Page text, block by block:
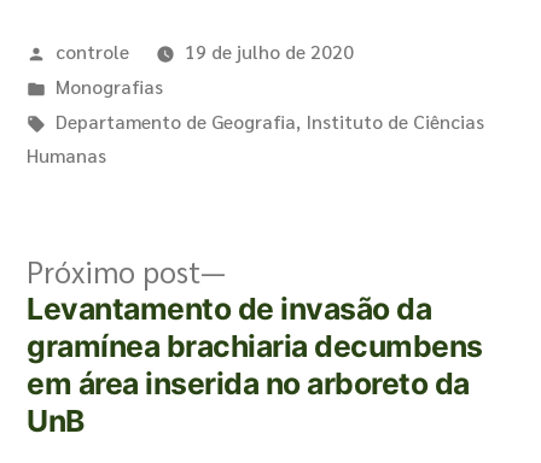
controle
19 de julho de 2020
Monografias
Departamento de Geografia, Instituto de Ciências
Humanas
Próximo post
Levantamento de invasão da
gramínea brachiaria decumbens
em área inserida no arboreto da
UnB